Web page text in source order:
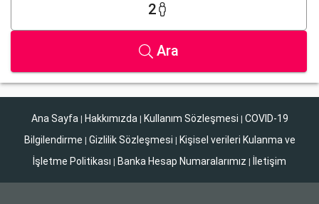
2
Ara
Ana Sayfa | Hakkımızda | Kullanım Sözleşmesi | COVID-19
Bilgilendirme | Gizlilik Sözleşmesi | Kişisel verileri Kulanma ve
İşletme Politikası | Banka Hesap Numaralarımız | İletişim